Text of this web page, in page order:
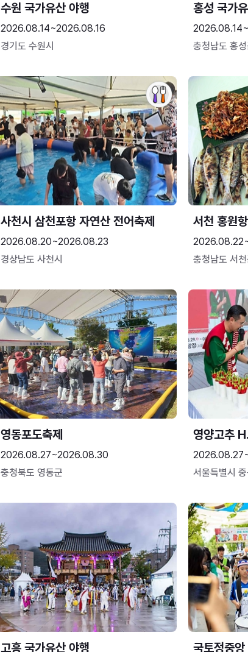
수원 국가유산 야행
2026.08.14~2026.08.16
경기도 수원시
홍성 국가
충청남도 홍
사천시 삼천포항 자연산 전어축제
2026.08.20~2026.08.23
경상남도 사천시
서천 홍원
충청남도 서
영동포도축제
2026.08.27~2026.08.30
충청북도 영동군
영양고추
서울특별시
고흥 국가유산 야행 국토정중앙